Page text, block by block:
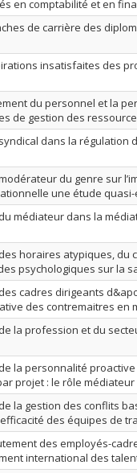
en comptabilité et en
de carrière des
insatisfaites des
du personnel et la
de gestion des
dans la régulation
du genre sur
une étude
médiateur dans la
horaires atypiques, du
psychologiques sur la
cadres dirigeants
des contremaitres en
la profession et du
la personnalité
projet : le rôle
la gestion des conflits
des équipes de
des employés-
international des